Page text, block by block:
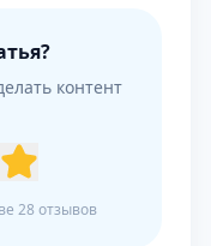
контент
28 отзывов